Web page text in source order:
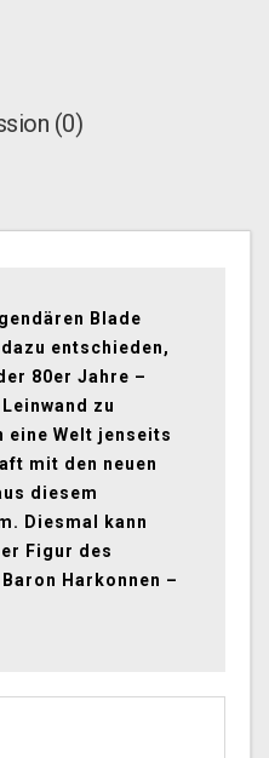
(0)
Blade
entschieden,
80er Jahre –
zu
eine Welt jenseits
mit den neuen
diesem
Diesmal kann
Figur des
Harkonnen –